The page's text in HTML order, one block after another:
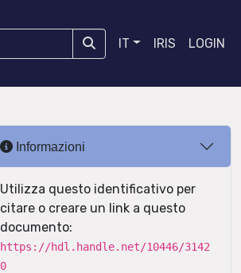
IT IRIS LOGIN
Informazioni
Utilizza questo identificativo per
citare o creare un link a questo
documento:
https://hdl.handle.net/10446/3142
0